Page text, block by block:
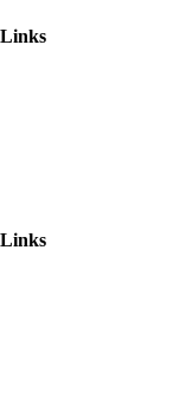
Links
Links